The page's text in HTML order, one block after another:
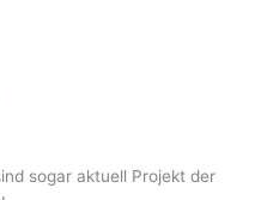
sogar aktuell Projekt der